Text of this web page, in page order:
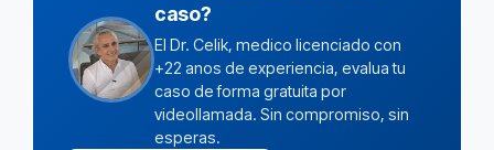
caso?
El Dr. Celik, medico licenciado con
+22 anos de experiencia, evalua tu
caso de forma gratuita por
videollamada. Sin compromiso, sin
esperas.